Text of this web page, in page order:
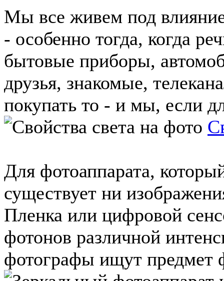
Мы все живем под
- особенно тогда, когда
бытовые приборы,
друзья, знакомые,
покупать то - и мы, если
Для фотоаппарата,
существует ни
Пленка или цифровой
фотонов различной
фотографы ищут предмет